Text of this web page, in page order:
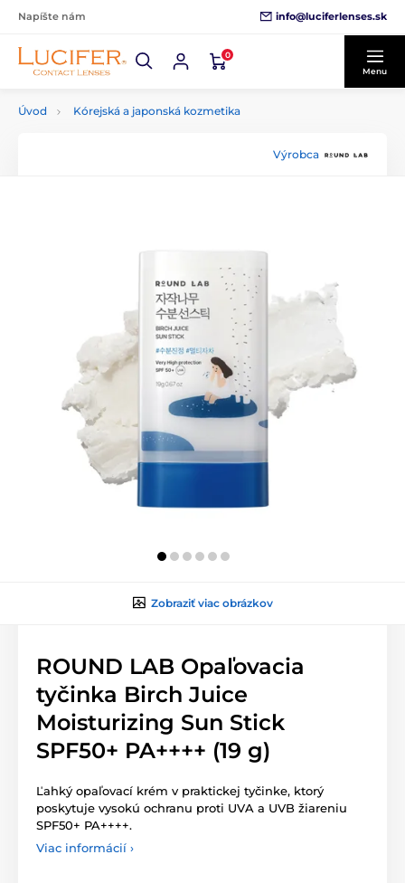
Napíšte nám info@luciferlenses.sk
0
Menu
Úvod Kórejská a japonská kozmetika
Výrobca
Zobraziť viac obrázkov
ROUND LAB Opaľovacia
tyčinka Birch Juice
Moisturizing Sun Stick
SPF50+ PA++++ (19 g)
Ľahký opaľovací krém v praktickej tyčinke, ktorý
poskytuje vysokú ochranu proti UVA a UVB žiareniu
SPF50+ PA++++.
Viac informácií ›